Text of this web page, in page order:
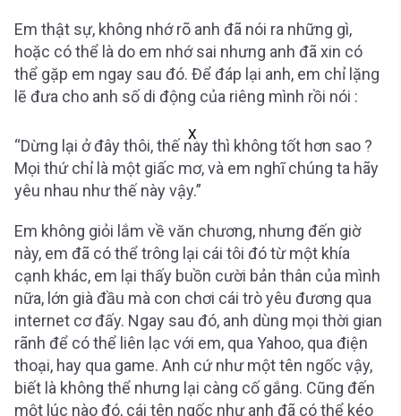
Em thật sự, không nhớ rõ anh đã nói ra những gì,
hoặc có thể là do em nhớ sai nhưng anh đã xin có
thể gặp em ngay sau đó. Để đáp lại anh, em chỉ lặng
lẽ đưa cho anh số di động của riêng mình rồi nói :
X
“Dừng lại ở đây thôi, thế này thì không tốt hơn sao ?
Mọi thứ chỉ là một giấc mơ, và em nghĩ chúng ta hãy
yêu nhau như thế này vậy.”
Em không giỏi lắm về văn chương, nhưng đến giờ
này, em đã có thể trông lại cái tôi đó từ một khía
cạnh khác, em lại thấy buồn cười bản thân của mình
nữa, lớn già đầu mà con chơi cái trò yêu đương qua
internet cơ đấy. Ngay sau đó, anh dùng mọi thời gian
rãnh để có thể liên lạc với em, qua Yahoo, qua điện
thoại, hay qua game. Anh cứ như một tên ngốc vậy,
biết là không thể nhưng lại càng cố gắng. Cũng đến
một lúc nào đó, cái tên ngốc như anh đã có thể kéo